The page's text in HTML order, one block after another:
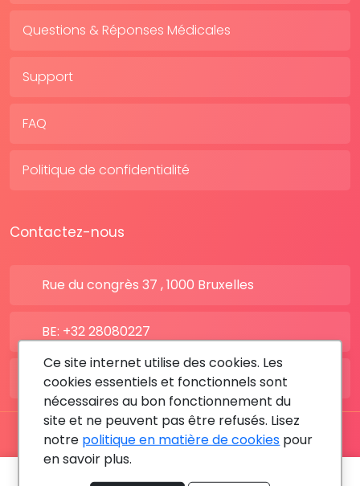
Questions & Réponses Médicales
Support
FAQ
Politique de confidentialité
Contactez-nous
Rue du congrès 37 , 1000 Bruxelles
BE: +32 28080227
FR: +33 183642895
Tous les droits sont réservés © 2026 RDV MÉDICAL By
Ce site internet utilise des cookies. Les
cookies essentiels et fonctionnels sont
nécessaires au bon fonctionnement du
site et ne peuvent pas être refusés. Lisez
notre politique en matière de cookies pour
en savoir plus.